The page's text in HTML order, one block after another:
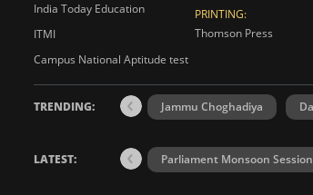
India Today Education
ITMI
Campus National Aptitude test
PRINTING:
Thomson Press
TRENDING: Jammu Choghadiya
LATEST: Parliament Monsoon